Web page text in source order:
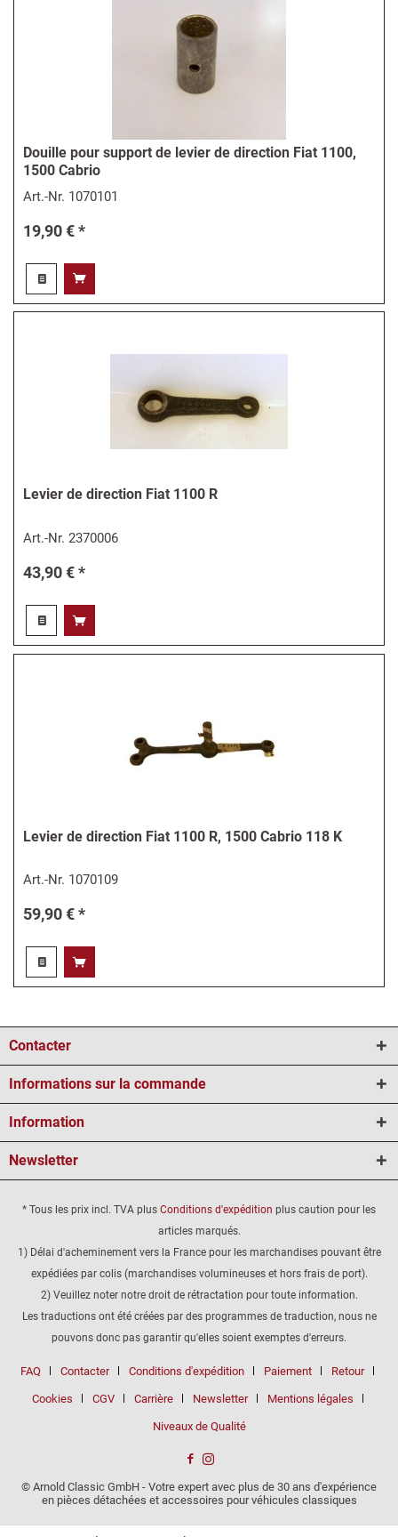
Douille pour support de levier de direction Fiat 1100,
1500 Cabrio
Art.-Nr. 1070101
19,90 € *
Levier de direction Fiat 1100 R
Art.-Nr.2370006
43,90 € *
Levier de direction Fiat 1100 R, 1500 Cabrio 118 K
Art.-Nr. 1070109
59,90 € *
Contacter
Informations sur la commande
Information
Newsletter
* Tous les prix incl. TVA plus Conditions d'expédition plus caution pour les
articles marqués.
1) Délai d'acheminement vers la France pour les marchandises pouvant être
expédiées par colis (marchandises volumineuses et hors frais de port).
2) Veuillez noter notre droit de rétractation pour toute information.
Les traductions ont été créées par des programmes de traduction, nous ne
pouvons donc pas garantir qu'elles soient exemptes d'erreurs.
FAQ Contacter Conditions d'expédition Paiement Retour
Cookies CGV Carrière Newsletter Mentions légales
Niveaux de Qualité
© Arnold Classic GmbH - Votre expert avec plus de 30 ans d'expérience
en pièces détachées et accessoires pour véhicules classiques